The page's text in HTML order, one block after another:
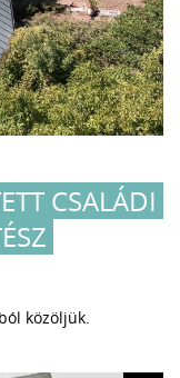
CSALÁDI
közöljük.